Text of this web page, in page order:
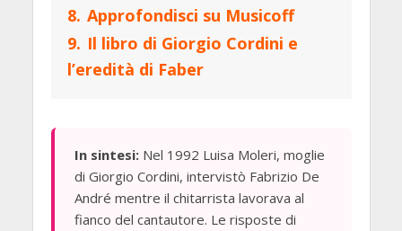
8. Approfondisci su Musicoff
9. Il libro di Giorgio Cordini e
l’eredità di Faber
In sintesi:Nel 1992 Luisa Moleri, moglie
di Giorgio Cordini, intervistò Fabrizio De
André mentre il chitarrista lavorava al
fianco del cantautore. Le risposte di